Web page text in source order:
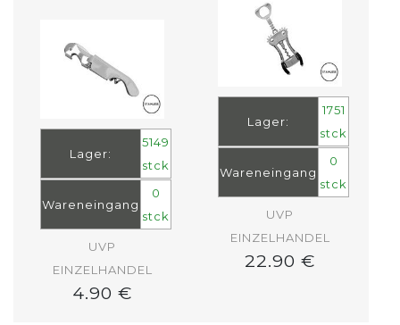
Lager:
5149
stck
Wareneingang
0
stck
UVP
EINZELHANDEL
4.90 €
Lager:
1751
stck
Wareneingang
0
stck
UVP
EINZELHANDEL
22.90 €